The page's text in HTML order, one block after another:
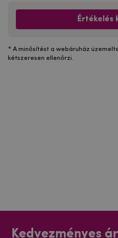
Értékelés
* A minősítést a webáruház
kétszeresen ellenőrzi.
Kedvezményes